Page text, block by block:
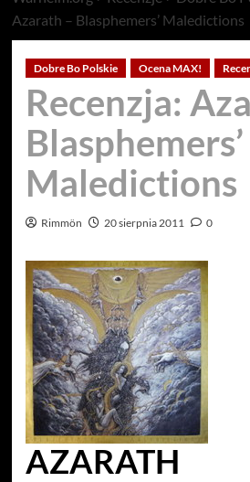
Azarath – Blasphemers’ Maledictions
Dobre Bo Polskie Ocena MAX!
Recenzja:
Blasphemers’
Maledictions
Rimmön 20 sierpnia 2011 0
AZARATH